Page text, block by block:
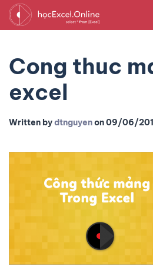
Cong thuc
excel
Written bydtnguyenon09/06/